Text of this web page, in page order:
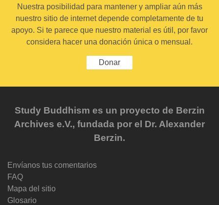
Nuestra posibilidad para mantener y ampliar aún más
nuestro sitio de internet depende completamente de tu
apoyo. Si te parece que nuestro material es útil, por favor
considera hacer una donación única o mensual.
Donar
Study Buddhism es un proyecto de Berzin
Archives e.V., fundada por el Dr. Alexander
Berzin.
Envíanos tus comentarios
FAQ
Mapa del sitio
Glosario